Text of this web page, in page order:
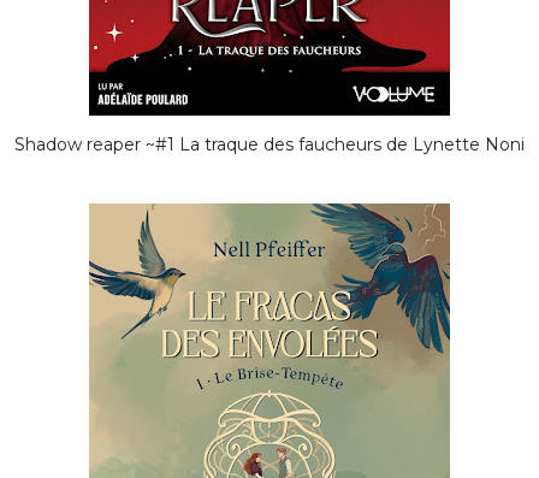
Shadow reaper ~#1 La traque des faucheurs de Lynette Noni